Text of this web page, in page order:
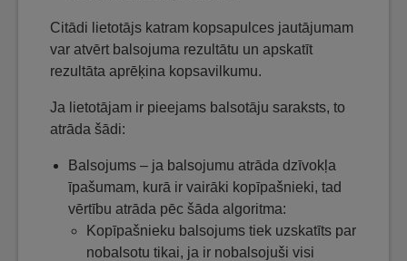
Citādi lietotājs katram kopsapulces jautājumam
var atvērt balsojuma rezultātu un apskatīt
rezultāta aprēķina kopsavilkumu.
Ja lietotājam ir pieejams balsotāju saraksts, to
atrāda šādi:
Balsojums – ja balsojumu atrāda dzīvokļa
īpašumam, kurā ir vairāki kopīpašnieki, tad
vērtību atrāda pēc šāda algoritma:
Kopīpašnieku balsojums tiek uzskatīts par
nobalsotu tikai, ja ir nobalsojuši visi